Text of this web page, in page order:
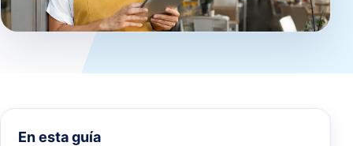
En esta guía